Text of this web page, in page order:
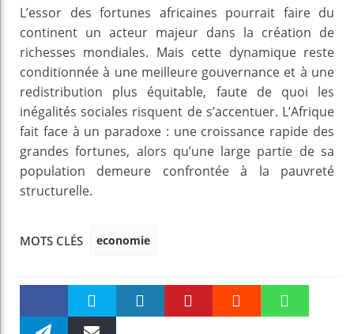
L’essor des fortunes africaines pourrait faire du
continent un acteur majeur dans la création de
richesses mondiales. Mais cette dynamique reste
conditionnée à une meilleure gouvernance et à une
redistribution plus équitable, faute de quoi les
inégalités sociales risquent de s’accentuer. L’Afrique
fait face à un paradoxe : une croissance rapide des
grandes fortunes, alors qu’une large partie de sa
population demeure confrontée à la pauvreté
structurelle.
MOTS CLÉS economie